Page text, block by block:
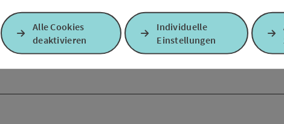
Alle Cookies
deaktivieren
Individuelle
Einstellungen